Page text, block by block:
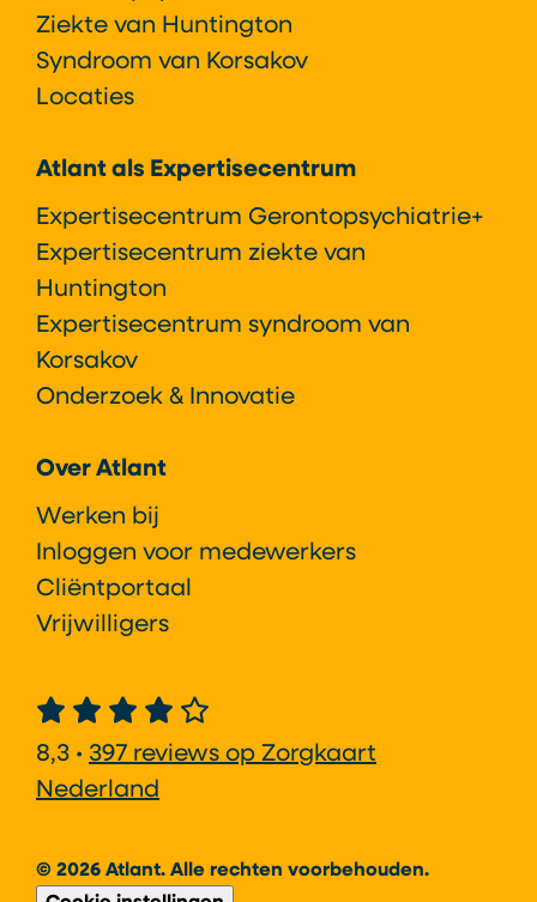
Ziekte van Huntington
Syndroom van Korsakov
Locaties
Atlant als Expertisecentrum
Expertisecentrum Gerontopsychiatrie+
Expertisecentrum ziekte van
Huntington
Expertisecentrum syndroom van
Korsakov
Onderzoek & Innovatie
Over Atlant
Werken bij
Inloggen voor medewerkers
Cliëntportaal
Vrijwilligers
8,3 • 397 reviews op Zorgkaart
Nederland
© 2026 Atlant. Alle rechten voorbehouden.